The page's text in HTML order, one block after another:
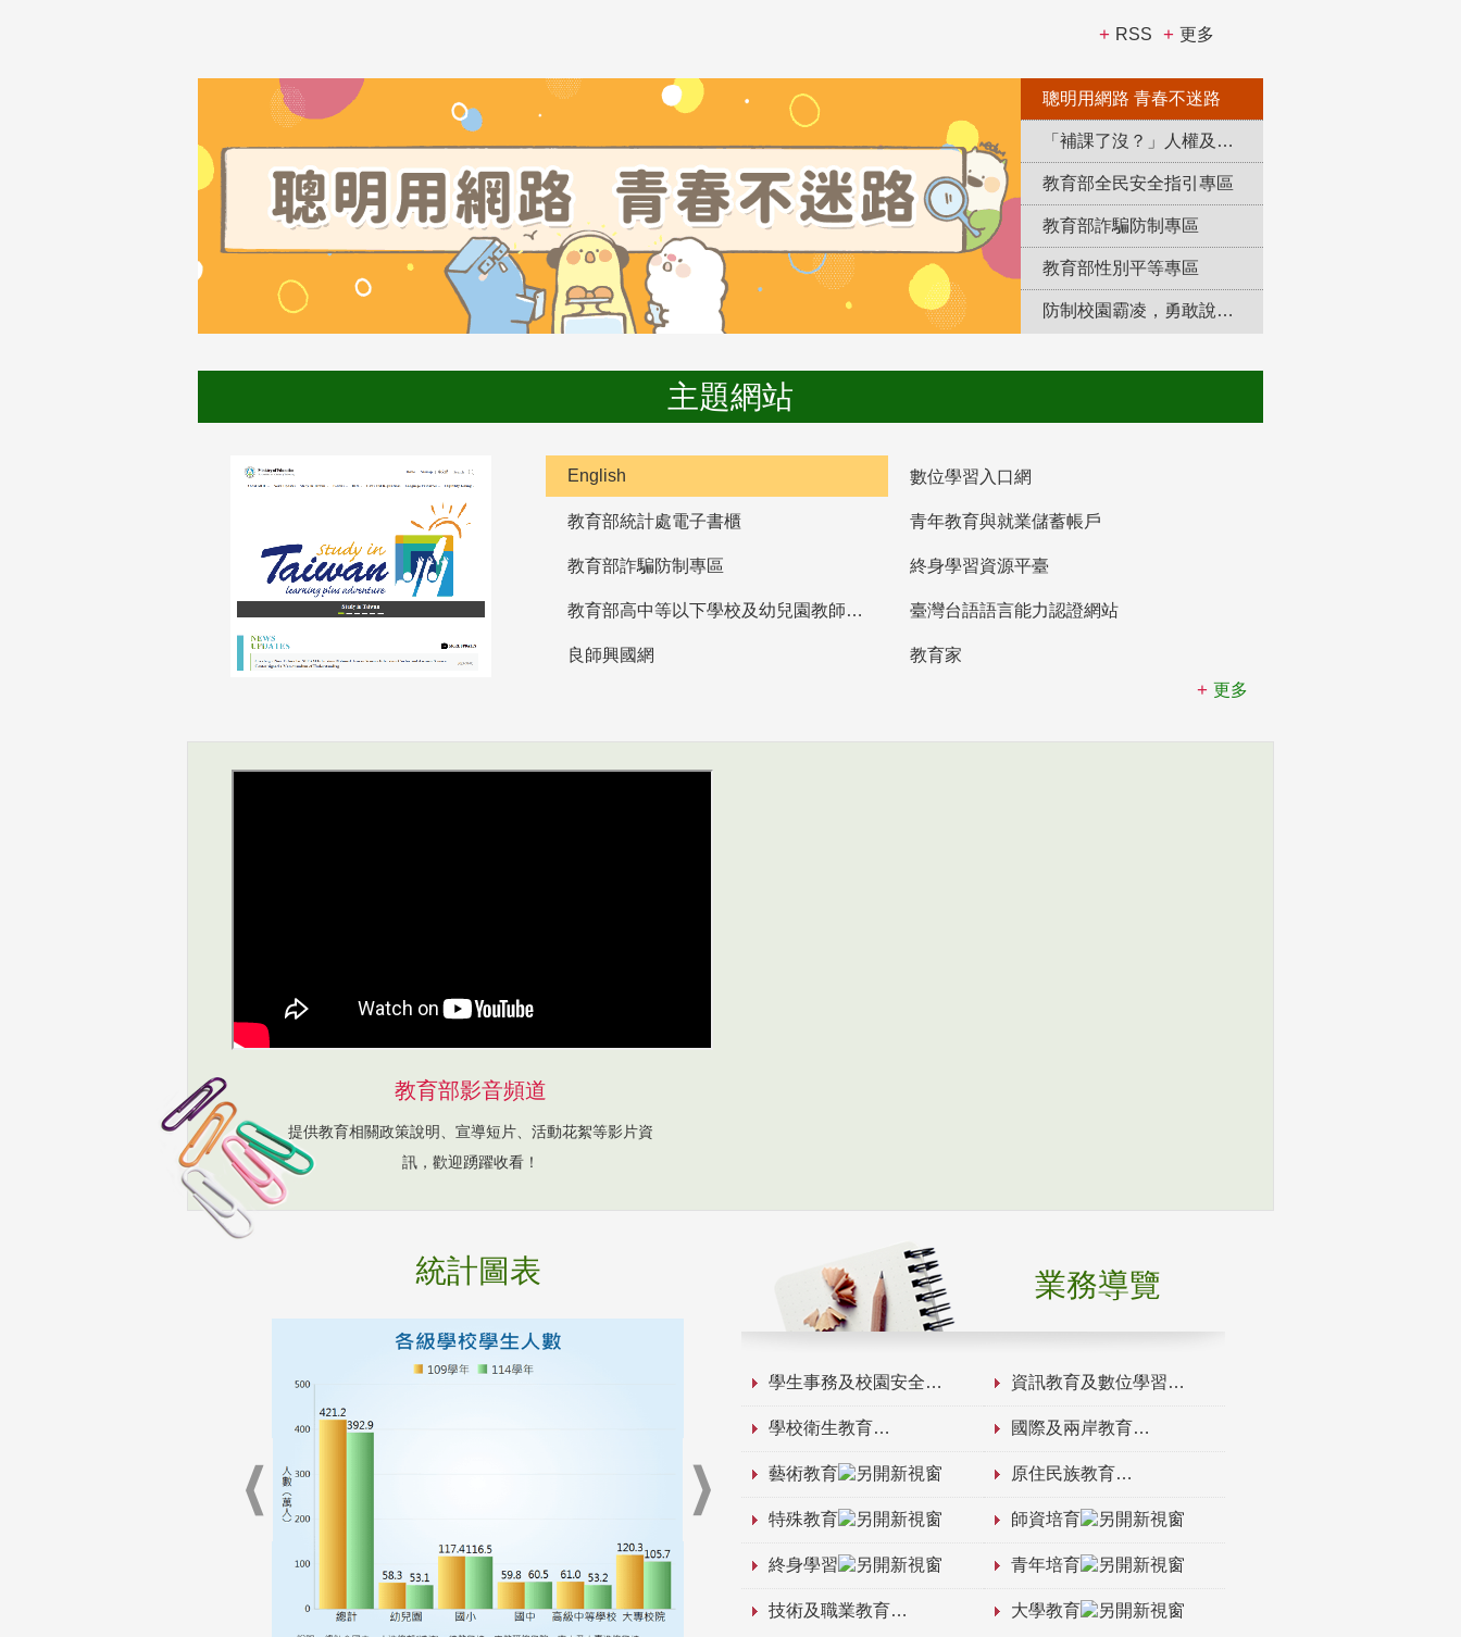
RSS 更多
聰明用網路 青春不迷路
「補課了沒？」人權及轉型正義教育專區
教育部全民安全指引專區
教育部詐騙防制專區
教育部性別平等專區
防制校園霸凌，勇敢說出來！
主題網站
English 數位學習入口網
教育部統計處電子書櫃 青年教育與就業儲蓄帳戶
教育部詐騙防制專區 終身學習資源平臺
教育部高中等以下學校及幼兒園教師資格檢定考試 臺灣台語語言能力認證網站
良師興國網
教育家
更多
教育部影音頻道
提供教育相關政策說明、宣導短片、活動花絮等影片資
訊，歡迎踴躍收看！
統計圖表 業務導覽
學生事務及校園安全 資訊教育及數位學習
學校衛生教育 國際及兩岸教育
藝術教育 原住民族教育
特殊教育 師資培育
終身學習 青年培育
技術及職業教育 大學教育